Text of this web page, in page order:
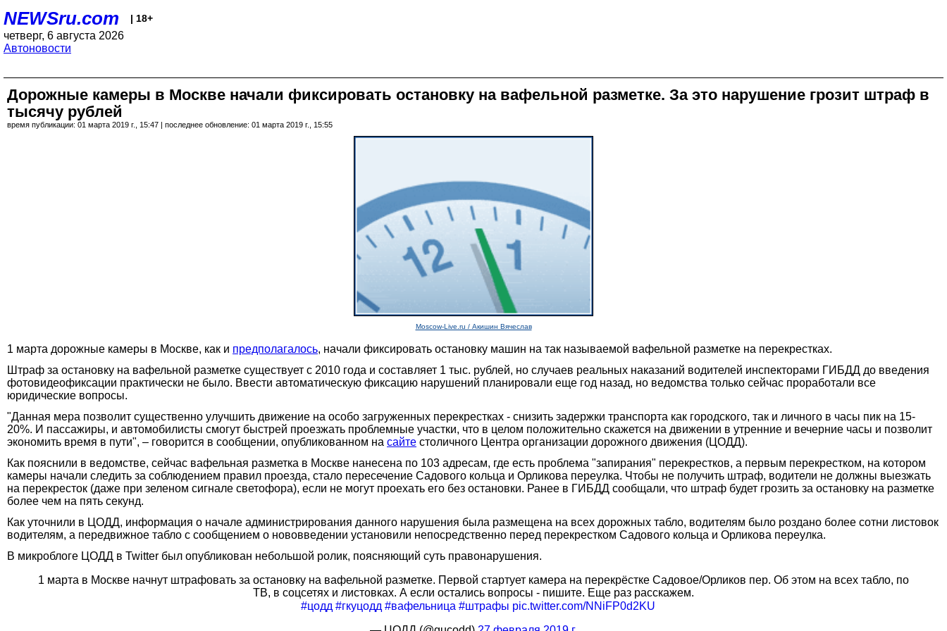
NEWSru.com | 18+
четверг, 6 августа 2026
Автоновости
Дорожные камеры в Москве начали фиксировать остановку на вафельной разметке. За это нарушение грозит штраф в
тысячу рублей
время публикации: 01 марта 2019 г., 15:47 | последнее обновление: 01 марта 2019 г., 15:55
Moscow-Live.ru / Акишин Вячеслав
1 марта дорожные камеры в Москве, как и предполагалось, начали фиксировать остановку машин на так называемой вафельной разметке на перекрестках.
Штраф за остановку на вафельной разметке существует с 2010 года и составляет 1 тыс. рублей, но случаев реальных наказаний водителей инспекторами ГИБДД до введения
фотовидеофиксации практически не было. Ввести автоматическую фиксацию нарушений планировали еще год назад, но ведомства только сейчас проработали все
юридические вопросы.
"Данная мера позволит существенно улучшить движение на особо загруженных перекрестках - снизить задержки транспорта как городского, так и личного в часы пик на 15-
20%. И пассажиры, и автомобилисты смогут быстрей проезжать проблемные участки, что в целом положительно скажется на движении в утренние и вечерние часы и позволит
экономить время в пути", – говорится в сообщении, опубликованном на сайте столичного Центра организации дорожного движения (ЦОДД).
Как пояснили в ведомстве, сейчас вафельная разметка в Москве нанесена по 103 адресам, где есть проблема "запирания" перекрестков, а первым перекрестком, на котором
камеры начали следить за соблюдением правил проезда, стало пересечение Садового кольца и Орликова переулка. Чтобы не получить штраф, водители не должны выезжать
на перекресток (даже при зеленом сигнале светофора), если не могут проехать его без остановки. Ранее в ГИБДД сообщали, что штраф будет грозить за остановку на разметке
более чем на пять секунд.
Как уточнили в ЦОДД, информация о начале администрирования данного нарушения была размещена на всех дорожных табло, водителям было роздано более сотни листовок
водителям, а передвижное табло с сообщением о нововведении установили непосредственно перед перекрестком Садового кольца и Орликова переулка.
В микроблоге ЦОДД в Twitter был опубликован небольшой ролик, поясняющий суть правонарушения.
1 марта в Москве начнут штрафовать за остановку на вафельной разметке. Первой стартует камера на перекрёстке Садовое/Орликов пер. Об этом на всех табло, по
ТВ, в соцсетях и листовках. А если остались вопросы - пишите. Еще раз расскажем.
#цодд #гкуцодд #вафельница #штрафы pic.twitter.com/NNiFP0d2KU